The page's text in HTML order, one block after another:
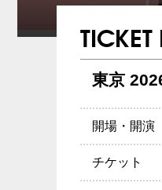
東京
開場・開演
チケット